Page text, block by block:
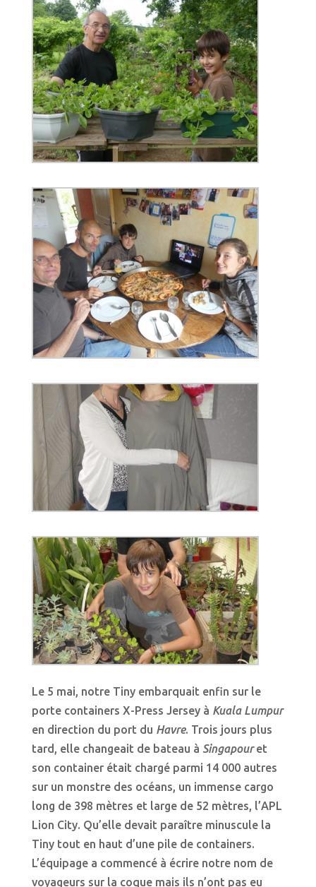
Le 5 mai, notre Tiny embarquait enfin sur le
porte containers X-Press Jersey à Kuala Lumpur
en direction du port du Havre. Trois jours plus
tard, elle changeait de bateau à Singapouret
son container était chargé parmi 14 000 autres
sur un monstre des océans, un immense cargo
long de 398 mètres et large de 52 mètres, l’APL
Lion City. Qu’elle devait paraître minuscule la
Tiny tout en haut d’une pile de containers.
L’équipage a commencé à écrire notre nom de
voyageurs sur la coque mais ils n’ont pas eu